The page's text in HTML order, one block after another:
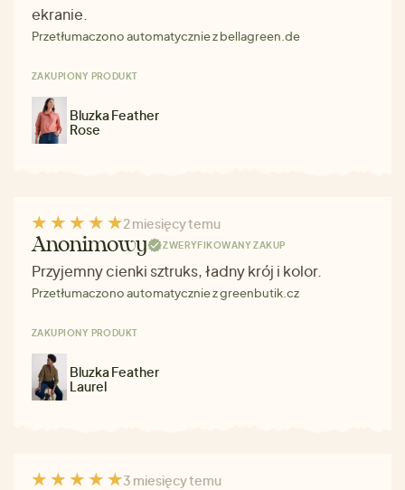
ekranie.
Przetłumaczono automatycznie z bellagreen.de
ZAKUPIONY PRODUKT
Bluzka Feather
Rose
2 miesięcy temu
Anonimowy ZWERYFIKOWANY ZAKUP
Przyjemny cienki sztruks, ładny krój i kolor.
Przetłumaczono automatycznie z greenbutik.cz
ZAKUPIONY PRODUKT
Bluzka Feather
Laurel
3 miesięcy temu